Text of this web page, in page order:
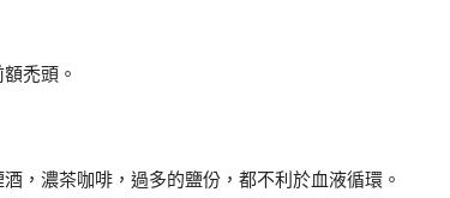
禿頭。
，濃茶咖啡，過多的鹽份，都不利於血液循環。